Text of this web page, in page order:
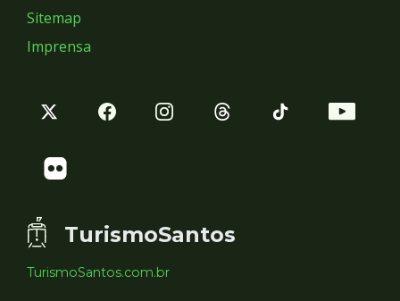
Sitemap
Imprensa
TurismoSantos
TurismoSantos.com.br